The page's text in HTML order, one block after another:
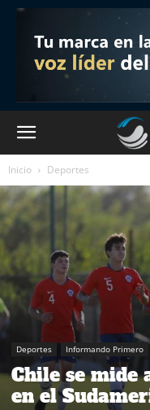
Inicio Deportes
Deportes Informando Primero
Chile se mide
en el